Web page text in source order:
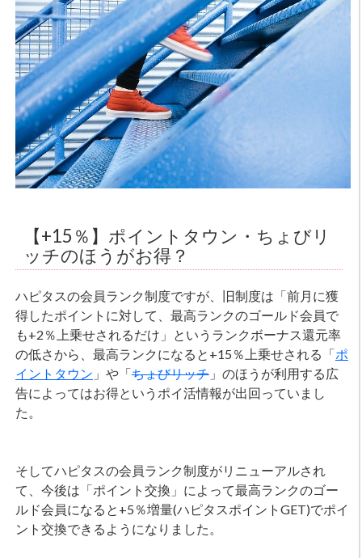
【+15％】ポイントタウン・ちょびリ
ッチのほうがお得？
ハピタスの会員ランク制度ですが、旧制度は「前月に獲
得したポイントに対して、最高ランクのゴールド会員で
も+2％上乗せされるだけ」というランクボーナス還元率
の低さから、最高ランクになると+15％上乗せされる「ポ
イントタウン 」や「ちょびリッチ」のほうが利用する広
告によってはお得というポイ活情報が出回っていまし
た。
そしてハピタスの会員ランク制度がリニューアルされ
て、今後は「ポイント交換」によって最高ランクのゴー
ルド会員になると+5％増量(ハピタスポイントGET)でポイ
ント交換できるようになりました。